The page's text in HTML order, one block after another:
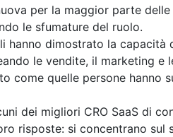
per la maggior parte
le sfumature del ruolo.
hanno dimostrato la capacità
le vendite, il marketing e
come quelle persone hanno
dei migliori CRO SaaS di
risposte: si concentrano sul